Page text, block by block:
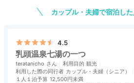
カップル・夫婦で宿泊した
4.5
乳頭温泉七湯の一つ
teratanicho 利用目的 観光
利用した際の同行者 カップル・夫婦（シニア）
１人１泊予算 12,500円未満